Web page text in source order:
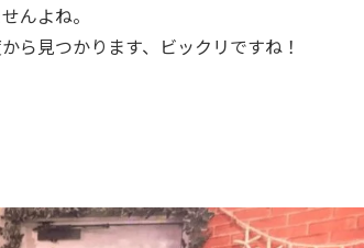
んよね。
ら見つかります、ビックリですね！